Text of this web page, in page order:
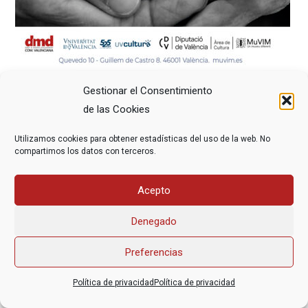
Gestionar el Consentimiento
de las Cookies
Utilizamos cookies para obtener estadísticas del uso de la web. No
compartimos los datos con terceros.
Acepto
Denegado
Preferencias
Política de privacidad Política de privacidad
informacion@derechoamorir.org